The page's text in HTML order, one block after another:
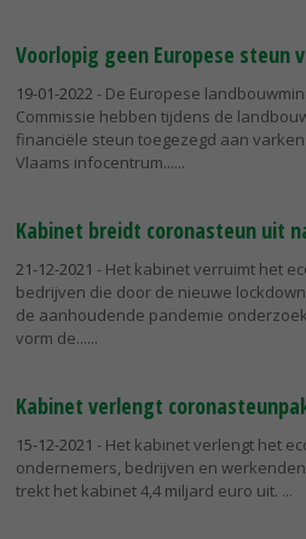
Voorlopig geen Europese steun
19-01-2022 - De Europese
Commissie hebben tijdens de
financiële steun toegezegd aan
Vlaams infocentrum...
Kabinet breidt coronasteun uit
21-12-2021 - Het kabinet verruimt het
bedrijven die door de nieuwe
de aanhoudende pandemie
vorm de...
Kabinet verlengt
15-12-2021 - Het kabinet verlengt het
ondernemers, bedrijven en
trekt het kabinet 4,4 miljard euro uit.